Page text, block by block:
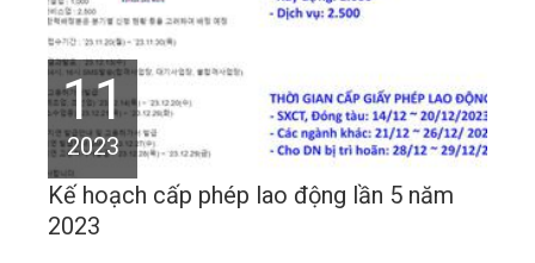
11
2023
Kế hoạch cấp phép lao động lần 5 năm
2023